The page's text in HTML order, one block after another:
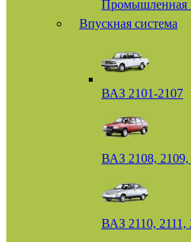
Промышленная
Впускная система
ВАЗ 2101-2107
ВАЗ 2108, 2109,
ВАЗ 2110, 2111,